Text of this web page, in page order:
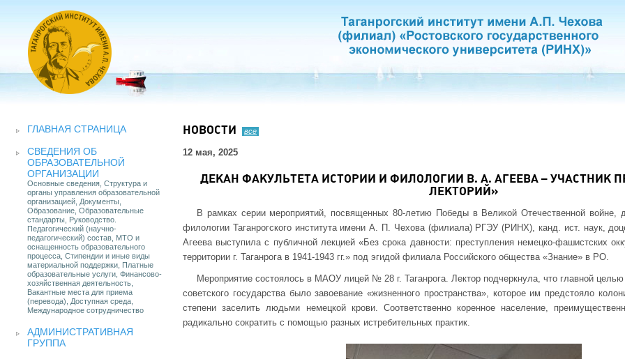
ГЛАВНАЯ СТРАНИЦА
СВЕДЕНИЯ ОБ
ОБРАЗОВАТЕЛЬНОЙ
ОРГАНИЗАЦИИ
Основные сведения, Структура и
органы управления образовательной
организацией, Документы,
Образование, Образовательные
стандарты, Руководство.
Педагогический (научно-
педагогический) состав, МТО и
оснащенность образовательного
процесса, Стипендии и иные виды
материальной поддержки, Платные
образовательные услуги, Финансово-
хозяйственная деятельность,
Вакантные места для приема
(перевода), Доступная среда,
Международное сотрудничество
АДМИНИСТРАТИВНАЯ
ГРУППА
НОВОСТИ все
12 мая, 2025
ДЕКАН ФАКУЛЬТЕТА ИСТОРИИ И ФИЛОЛОГИИ В. А. АГЕЕВА – УЧАСТНИК
ЛЕКТОРИЙ»
В рамках серии мероприятий, посвященных 80-летию Победы в Великой Отечественной войне,
филологии Таганрогского института имени А. П. Чехова (филиала) РГЭУ (РИНХ), канд. ист. наук,
Агеева выступила с публичной лекцией «Без срока давности: преступления немецко-фашистских
территории г. Таганрога в 1941-1943 гг.» под эгидой филиала Российского общества «Знание» в РО.
Мероприятие состоялось в МАОУ лицей № 28 г. Таганрога. Лектор подчеркнула, что главной целью
советского государства было завоевание «жизненного пространства», которое им предстояло
степени заселить людьми немецкой крови. Соответственно коренное население,
радикально сократить с помощью разных истребительных практик.